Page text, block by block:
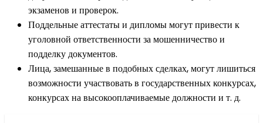
экзаменов и проверок.
Поддельные аттестаты и дипломы могут привести к
уголовной ответственности за мошенничество и
подделку документов.
Лица, замешанные в подобных сделках, могут лишиться
возможности участвовать в государственных конкурсах,
конкурсах на высокооплачиваемые должности и т. д.